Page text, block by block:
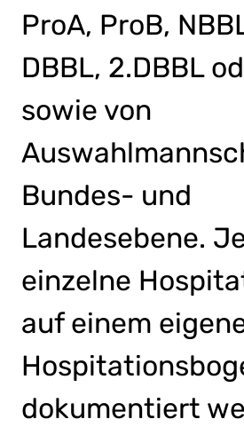
ProA, ProB,
DBBL, 2.DBBL
sowie von
Bundes- und
Landesebene.
einzelne
auf einem
dokumentiert